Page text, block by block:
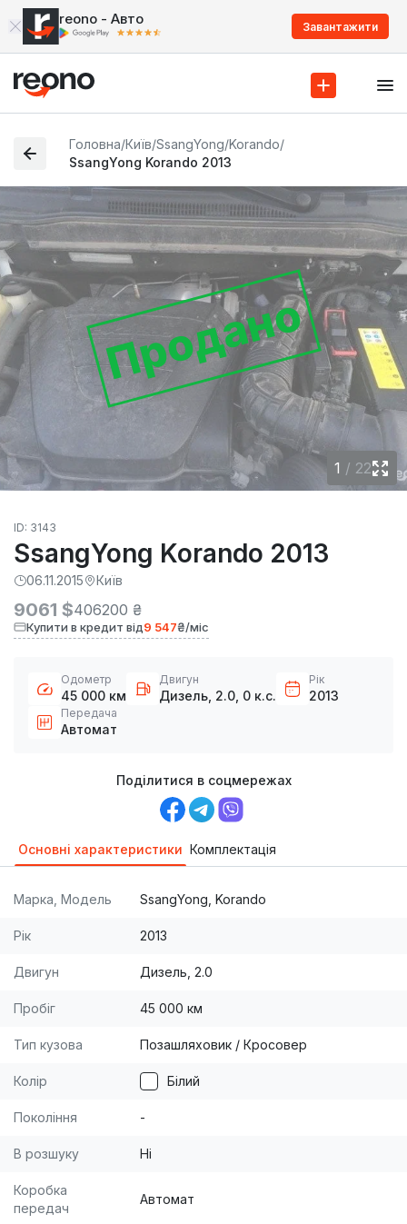
reono - Авто Завантажити
Головна/Київ/SsangYong/Korando/
SsangYong Korando 2013
Продано
1 / 22
ID: 3143
SsangYong Korando 2013
06.11.2015 Київ
9061 $406200 ₴
Купити в кредит від9 547₴/міс
Одометр
45 000 км
Двигун
Дизель, 2.0, 0 к.с.
Рік
2013
Передача
Автомат
Поділитися в соцмережах
Основні характеристики Комплектація
Марка, Модель SsangYong, Korando
Рік 2013
Двигун Дизель, 2.0
Пробіг 45 000 км
Тип кузова Позашляховик / Кросовер
Колір Білий
Покоління -
В розшуку Ні
Коробка
передач
Автомат